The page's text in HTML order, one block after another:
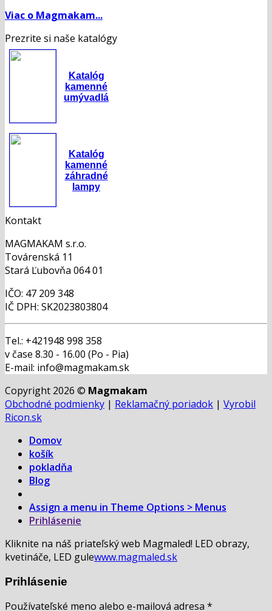
Viac o Magmakam...
Prezrite si naše katalógy
Katalóg
kamenné
umývadlá
Katalóg
kamenné
záhradné
lampy
Kontakt
MAGMAKAM s.r.o.
Továrenská 11
Stará Ľubovňa 064 01
IČO: 47 209 348
IČ DPH: SK2023803804
Tel.: +421948 998 358
v čase 8.30 - 16.00 (Po - Pia)
E-mail: info@magmakam.sk
Copyright 2026 © Magmakam
Obchodné podmienky | Reklamačný poriadok | Vyrobil
Ricon.sk
Domov
košík
pokladňa
Blog
Assign a menu in Theme Options > Menus
Prihlásenie
Kliknite na náš priateľský web Magmaled! LED obrazy,
kvetináče, LED gulewww.magmaled.sk
Prihlásenie
Používateľské meno alebo e-mailová adresa *